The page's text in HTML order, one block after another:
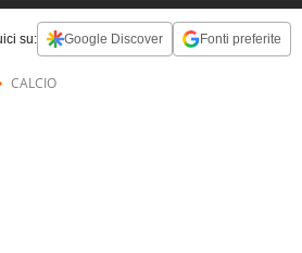
su: Google Discover Fonti preferite
CALCIO